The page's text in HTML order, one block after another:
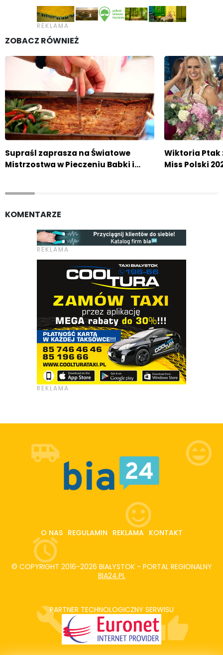
ZOBACZ RÓWNIEŻ
Supraśl zaprasza na Światowe
Mistrzostwa w Pieczeniu Babki i…
Wiktoria Ptak
Miss Polski
KOMENTARZE
O NAS REGULAMIN REKLAMA KONTAKT
© COPYRIGHT 2016-2026 BIAŁYSTOK - PORTAL REGIONALNY
BIA24.PL
PARTNER TECHNOLOGICZNY SERWISU